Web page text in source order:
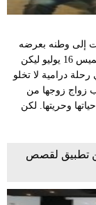
إلى وطنه بعرضه
التجاري الأول في السينمات المحلية بدءً من يوم الخميس 16 يوليو ليكن
رحلة درامية لا تخلو
زواج زوجها من
وحريتها. لكن
تطبيق لقصص